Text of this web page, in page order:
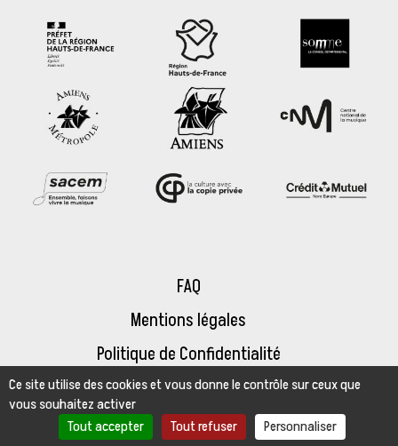
FAQ
Mentions légales
Politique de Confidentialité
Espace presse
Ce site utilise des cookies et vous donne le contrôle sur ceux que
vous souhaitez activer
Tout accepter
Tout refuser Personnaliser